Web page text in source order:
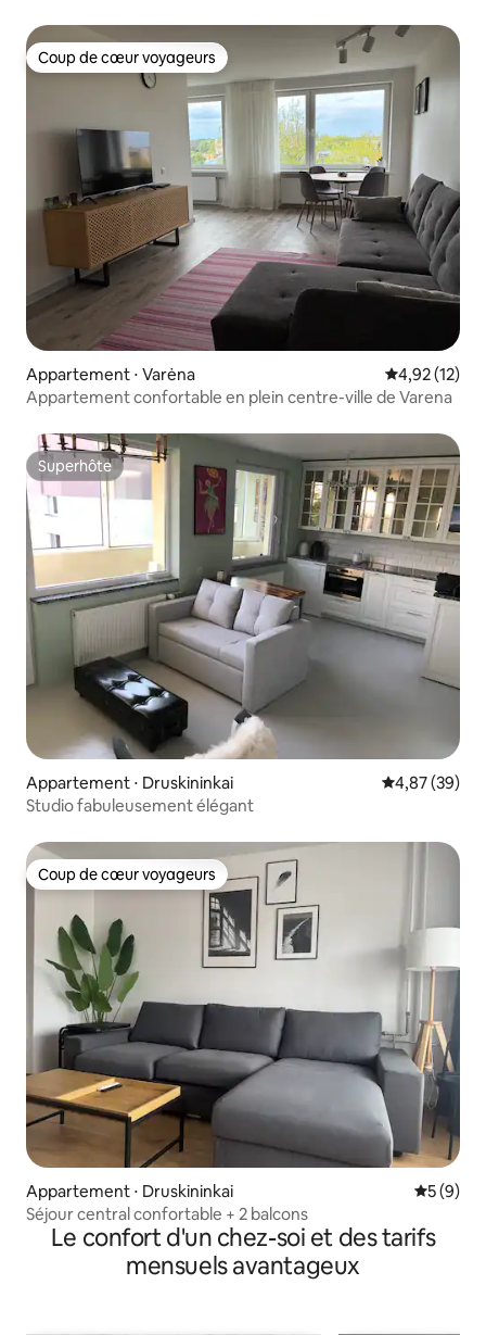
Coup de cœur voyageurs
Coup de cœur voyageurs
Appartement ⋅ Varėna Évaluation
4,92 (12)
Appartement confortable en plein centre-ville de Varena
Superhôte
Superhôte
Appartement ⋅ Druskininkai Évaluation
4,87 (39)
Studio fabuleusement élégant
Coup de cœur voyageurs
Coup de cœur voyageurs
Appartement ⋅ Druskininkai
5 (9)
Séjour central confortable + 2 balcons
Le confort d'un chez-soi et des tarifs
mensuels avantageux